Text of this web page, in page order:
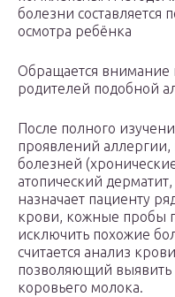
болезни составляется
осмотра ребёнка
Обращается внимание
родителей подобной
После полного
проявлений аллергии,
болезней
атопический
назначает пациенту
крови, кожные пробы
исключить похожие
считается анализ
позволяющий выявить
коровьего молока.